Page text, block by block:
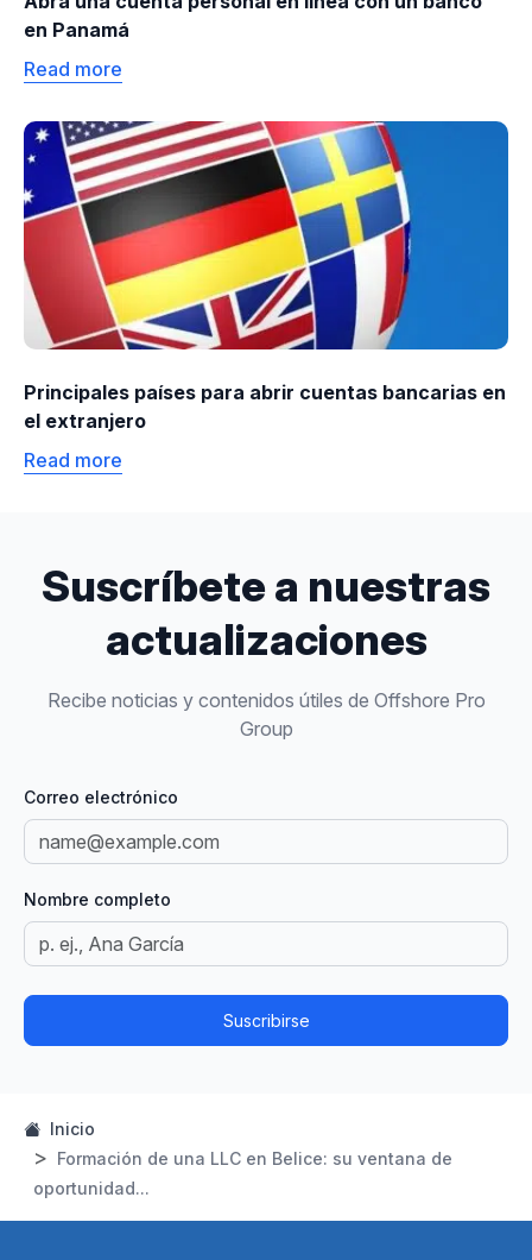
en Panamá
Read more
Principales países para abrir cuentas bancarias en
el extranjero
Read more
Suscríbete a nuestras
actualizaciones
Recibe noticias y contenidos útiles de Offshore Pro
Group
Correo electrónico
Nombre completo
Suscribirse
Inicio
Formación de una LLC en Belice: su ventana de
oportunidad...